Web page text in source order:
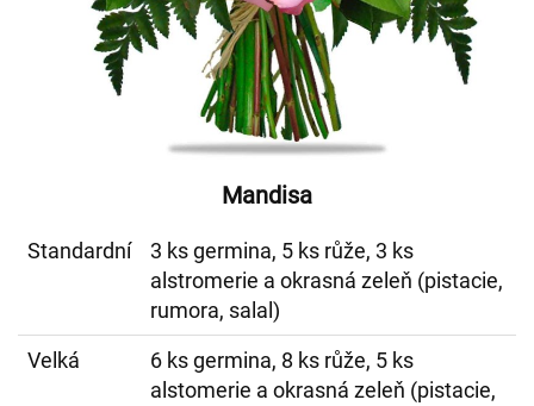
Mandisa
Standardní
3 ks germina, 5 ks růže, 3 ks
alstromerie a okrasná zeleň (pistacie,
rumora, salal)
Velká
6 ks germina, 8 ks růže, 5 ks
alstomerie a okrasná zeleň (pistacie,